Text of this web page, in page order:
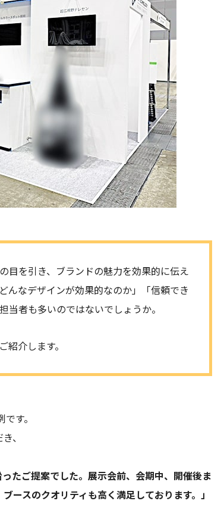
目を引き、ブランドの魅力を効果的に伝え
んなデザインが効果的なのか」「信頼でき
者も多いのではないでしょうか。
介します。
す。
、
たご提案でした。展示会前、会期中、開催後ま
ースのクオリティも高く満足しております。」